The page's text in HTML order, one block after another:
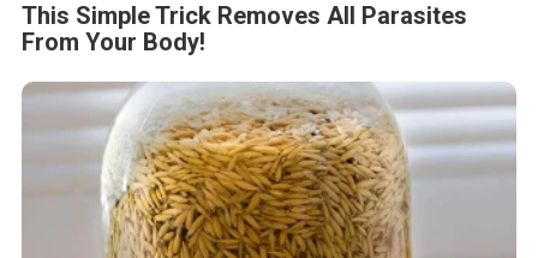
This Simple Trick Removes All Parasites
From Your Body!